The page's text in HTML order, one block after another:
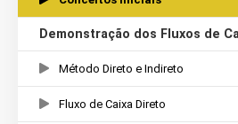
Demonstração dos Fluxos de
Método Direto e Indireto
Fluxo de Caixa Direto